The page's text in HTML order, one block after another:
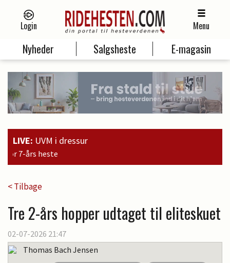
Login Menu
Nyheder Salgsheste E-magasin
LIVE: UVM i dressur
< Tilbage
Tre 2-års hopper udtaget til eliteskuet
02-07-2026 21:47
Thomas Bach Jensen